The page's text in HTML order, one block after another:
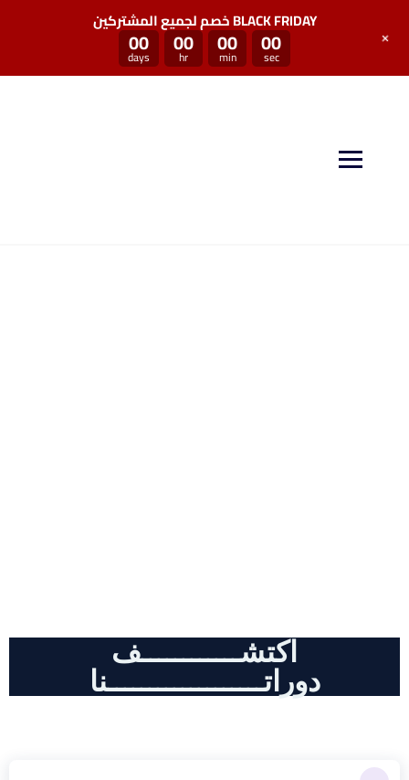
اكتشــــــــــــف
دوراتـــــــــــــــــــنا
خصم لجميع المشتركين BLACK FRIDAY
00
days 00
hr 00
min 00
sec
+